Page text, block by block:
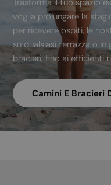
Trasforma il tuo spazio
voglia prolungare la
per ricevere ospiti, le
su qualsiasi terrazza o
bracieri, fino ai efficienti
Camini E Bracieri